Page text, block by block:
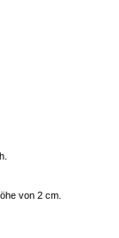
von 2 cm.